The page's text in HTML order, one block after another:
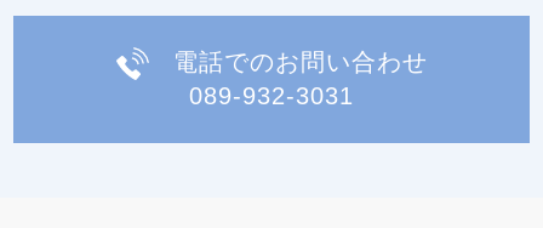
電話でのお問い合わせ
089-932-3031